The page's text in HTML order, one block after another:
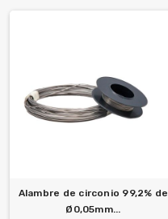
Alambre de circonio 99,2% de
Ø0,05mm...